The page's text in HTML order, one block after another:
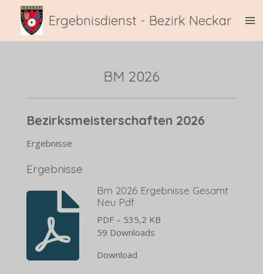
Zum
Hauptinhalt
springen
Ergebnisdienst - Bezirk Neckar
BM 2026
Bezirksmeisterschaften 2026
Ergebnisse
Ergebnisse
Bm 2026 Ergebnisse Gesamt
Neu Pdf
PDF – 535,2 KB
59 Downloads
Download